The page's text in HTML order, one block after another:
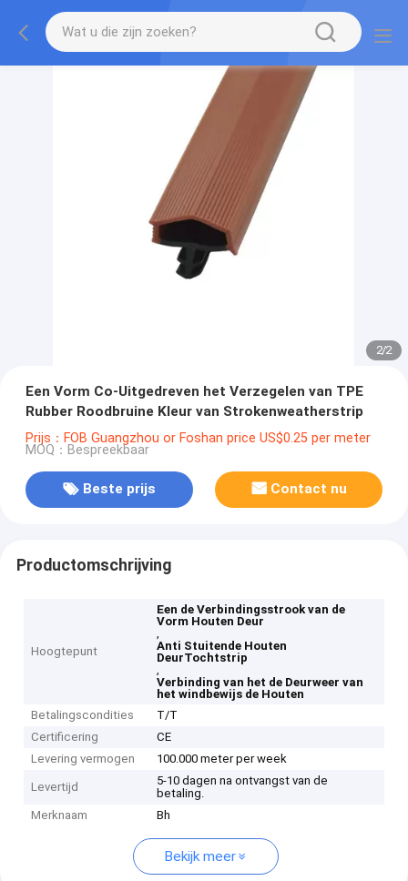
2/2
Een Vorm Co-Uitgedreven het Verzegelen van TPE
Rubber Roodbruine Kleur van Strokenweatherstrip
Prijs：FOB Guangzhou or Foshan price US$0.25 per meter
MOQ：Bespreekbaar
Beste prijs Contact nu
Productomschrijving
Hoogtepunt
Een de Verbindingsstrook van de
Vorm Houten Deur
,
Anti Stuitende Houten
DeurTochtstrip
,
Verbinding van het de Deurweer van
het windbewijs de Houten
Betalingscondities
T/T
Certificering
CE
Levering vermogen
100.000 meter per week
Levertijd
5-10 dagen na ontvangst van de
betaling.
Merknaam
Bh
Bekijk meer